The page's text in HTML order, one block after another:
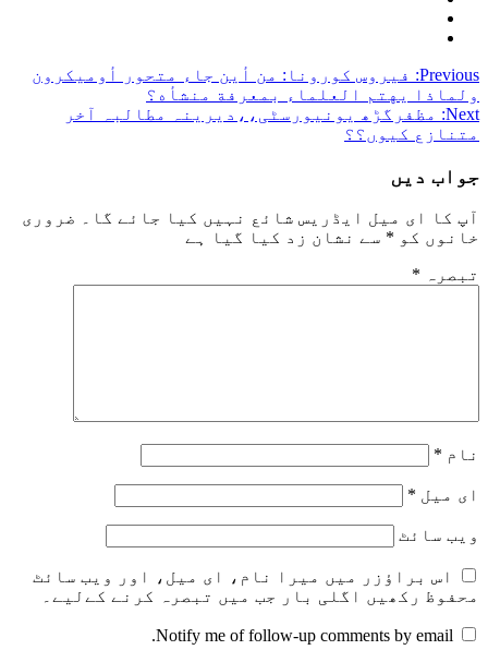
Post
navigation
Previous:
فيروس كورونا: من أين جاء متحور أوميكرون
ولماذا يهتم العلماء بمعرفة منشأه؟
Next:
مظفرگڑھ یونیورسٹی،،دیرینہ مطالبہ آخر
متنازع کیوں؟؟
جواب دیں
آپ کا ای میل ایڈریس شائع نہیں کیا جائے گا۔
ضروری
خانوں کو * سے نشان زد کیا گیا ہے
تبصرہ *
نام *
ای میل *
ویب‌ سائٹ
اس براؤزر میں میرا نام، ای میل، اور ویب سائٹ
محفوظ رکھیں اگلی بار جب میں تبصرہ کرنے کےلیے۔
Notify me of follow-up comments by email.